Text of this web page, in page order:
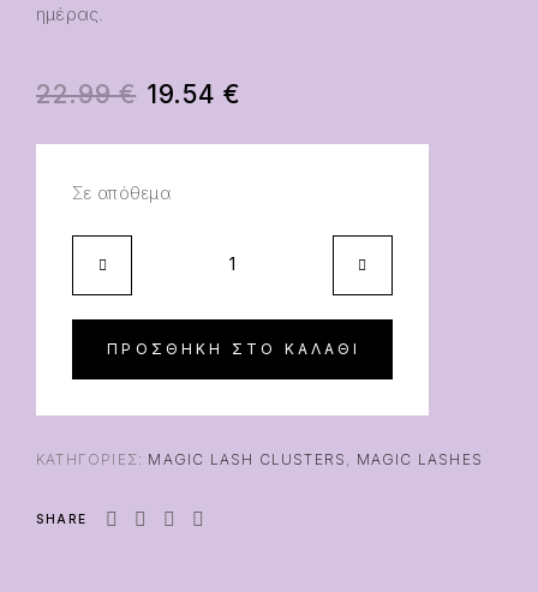
ημέρας.
22.99€ 19.54 €
Σε απόθεμα
ΠΡΟΣΘΉΚΗ ΣΤΟ ΚΑΛΆΘΙ
ΚΑΤΗΓΟΡΊΕΣ: MAGIC LASH CLUSTERS MAGIC LASHES
SHARE